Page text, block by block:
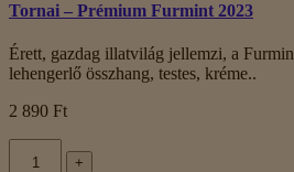
Tornai – Prémium Furmint 2023
Érett, gazdag illatvilág jellemzi, a
lehengerlő összhang, testes, kréme..
2 890 Ft
+